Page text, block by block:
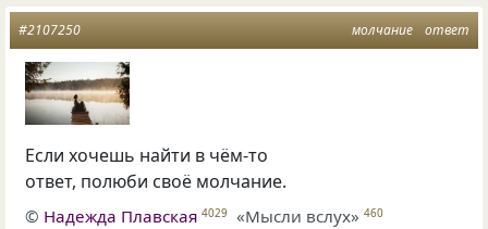
молчание ответ
#2107250
Если хочешь найти в чём-то
ответ, полюби своё молчание.
© Надежда Плавская 4029 «Мысли вслух» 460